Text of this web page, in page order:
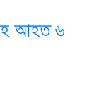
আহত ৬